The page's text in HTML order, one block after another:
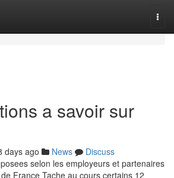
a savoir sur
days ago News
Discuss
selon les employeurs et partenaires
France Tache au cours certains 12